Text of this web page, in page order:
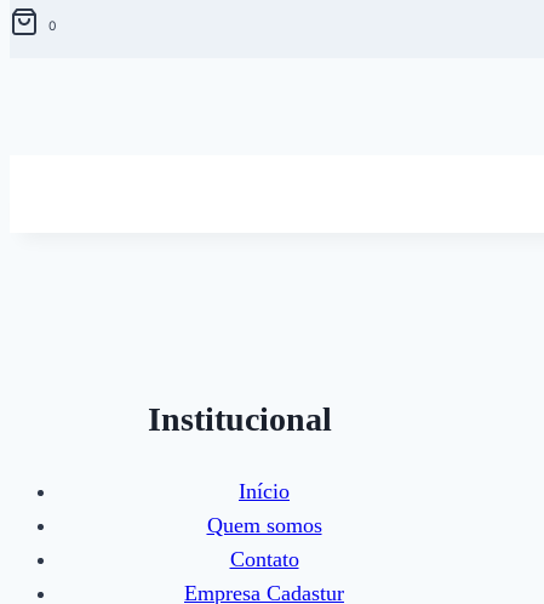
0
Institucional
Início
Quem somos
Contato
Empresa Cadastur